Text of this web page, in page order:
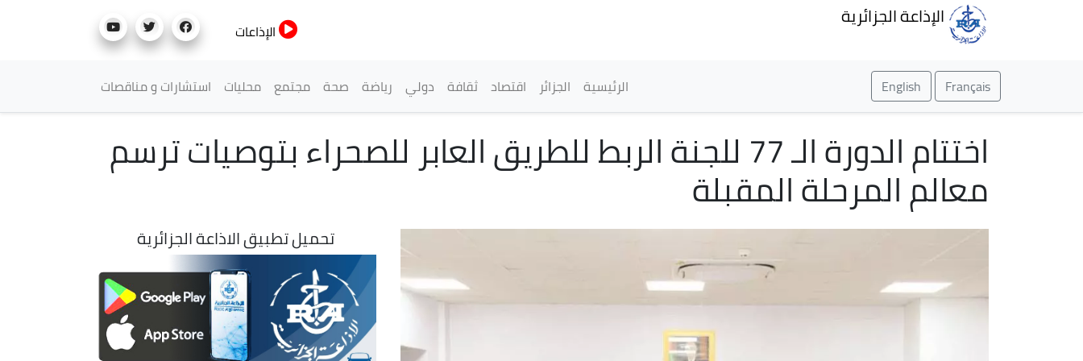
الإذاعة الجزائرية
الإذاعات
Français
English القائمة الرئيسية
الرئيسية الجزائر اقتصاد ثقافة دولي رياضة صحة مجتمع محليات استشارات و مناقصات
اختتام الدورة الـ 77 للجنة الربط للطريق العابر للصحراء بتوصيات ترسم
معالم المرحلة المقبلة
تحميل تطبيق الاذاعة الجزائرية